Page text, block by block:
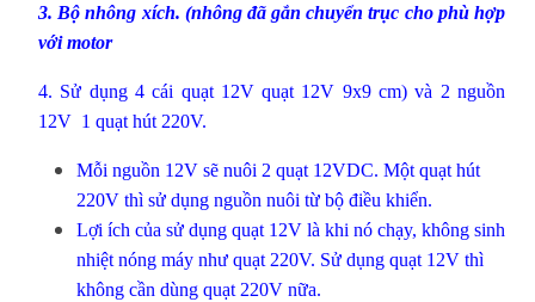
3. Bộ nhông xích. (nhông đã gắn chuyển trục cho phù hợp
với motor
4. Sử dụng 4 cái quạt 12Vquạt 12V 9x9 cm) và 2nguồn
12V 1 quạt hút 220V.
Mỗi nguồn 12V sẽ nuôi 2 quạt 12VDC. Một quạt hút
220V thì sử dụng nguồn nuôi từ bộ điều khiển.
Lợi ích của sử dụng quạt 12V là khi nó chạy, không sinh
nhiệt nóng máy như quạt 220V. Sử dụng quạt 12V thì
không cần dùng quạt 220V nữa.